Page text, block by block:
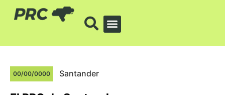
00/00/0000 Santander